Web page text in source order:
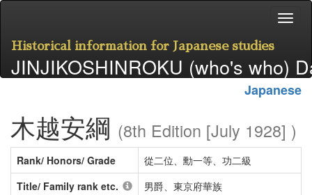
Historical information for Japanese studies
JINJIKOSHINROKU (who's who)
Japanese
木越安綱 (8th Edition [July 1928] )
Rank/ Honors/ Grade
從二位、勳一等、功二級
Title/ Family rank etc.
男爵、東京府華族